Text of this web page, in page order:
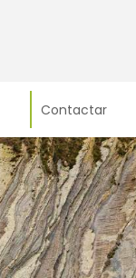
Contactar